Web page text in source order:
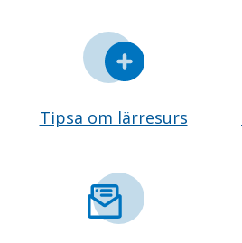
Tipsa om lärresurs